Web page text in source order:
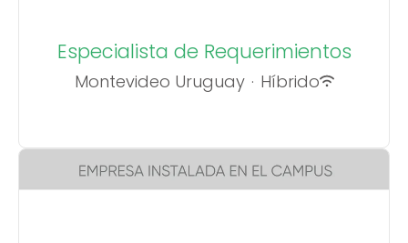
Especialista de Requerimientos
Montevideo Uruguay · Híbrido